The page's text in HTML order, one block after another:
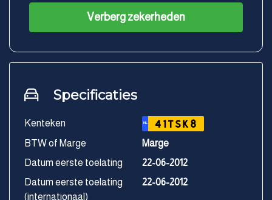
Verberg zekerheden
Specificaties
Kenteken NL 41TSK8
BTW of Marge
Marge
Datum eerste toelating
22-06-2012
Datum eerste toelating
(internationaal)
22-06-2012